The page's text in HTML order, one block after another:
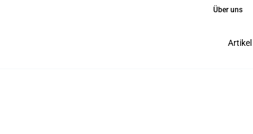
Über uns
Artikel